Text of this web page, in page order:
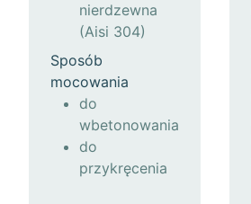
nierdzewna
(Aisi 304)
Sposób
mocowania
do
wbetonowania
do
przykręcenia